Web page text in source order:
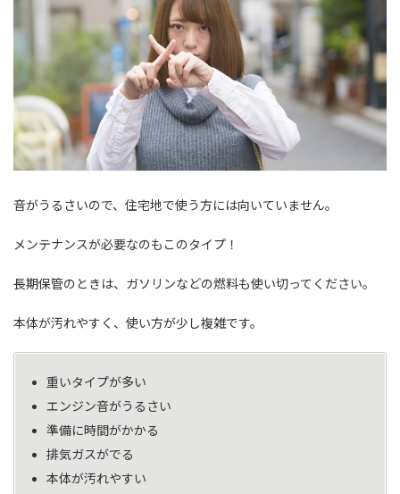
音がうるさいので、住宅地で使う方には向いていません。
メンテナンスが必要なのもこのタイプ！
長期保管のときは、ガソリンなどの燃料も使い切ってください。
本体が汚れやすく、使い方が少し複雑です。
重いタイプが多い
エンジン音がうるさい
準備に時間がかかる
排気ガスがでる
本体が汚れやすい